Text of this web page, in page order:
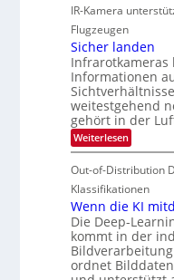
M
e
m
s
u
n
d
M
a
n
t
i
S
p
e
c
l
i
c
h
k
e
i
t
e
n
d
e
r
i
n
V
I
S
I
O
N
T
e
c
h
T
u
i
d
e
d
T
o
u
r
e
u
d
e
IR-Kamera
Flugzeugen
Sicher landen
Infrarotkameras
Informationen
weitestgehend
gehört in der
Weiterlesen:
S
c
h
r
l
a
n
d
e
Out-of-Distribution
Klassifikationen
Wenn die KI
Die Deep-
kommt in der
ordnet